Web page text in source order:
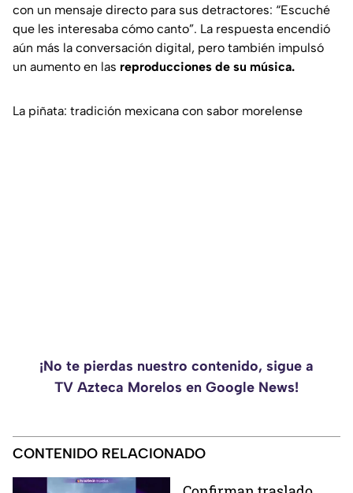
con un mensaje directo para sus detractores: “Escuché
que les interesaba cómo canto”. La respuesta encendió
aún más la conversación digital, pero también impulsó
un aumento en las reproducciones de su música.
La piñata: tradición mexicana con sabor morelense
¡No te pierdas nuestro contenido, sigue a
TV Azteca Morelos en Google News!
CONTENIDO RELACIONADO